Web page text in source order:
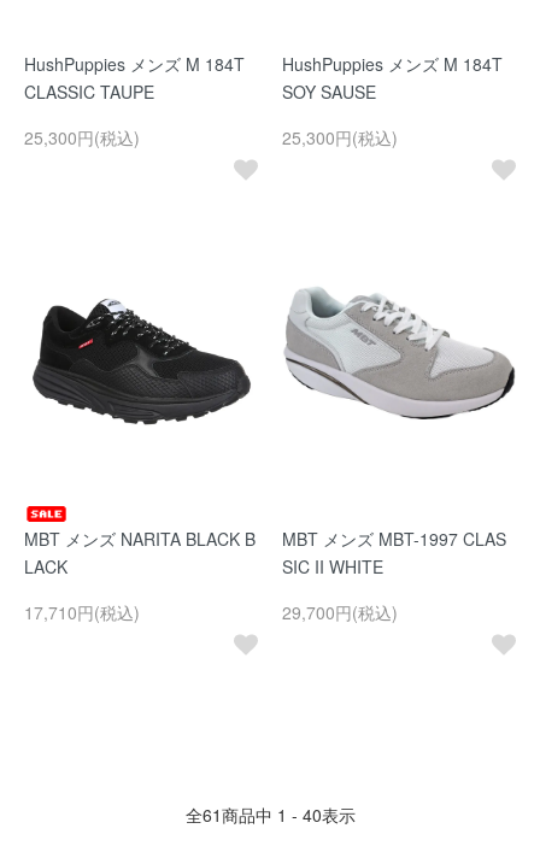
HushPuppies メンズ M 184T
CLASSIC TAUPE
25,300円(税込)
HushPuppies メンズ M 184T
SOY SAUSE
25,300円(税込)
MBT メンズ NARITA BLACK B
LACK
17,710円(税込)
MBT メンズ MBT-1997 CLAS
SIC II WHITE
29,700円(税込)
全61商品中 1 - 40表示